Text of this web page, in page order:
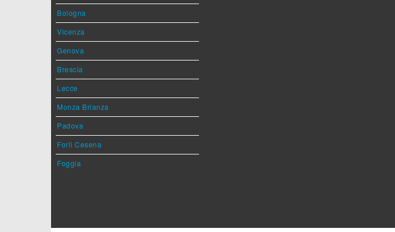
Bologna
Vicenza
Genova
Brescia
Lecce
Monza Brianza
Padova
Forlì Cesena
Foggia